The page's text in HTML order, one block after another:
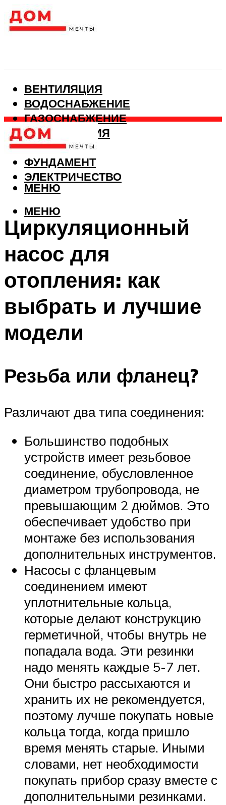
ВЕНТИЛЯЦИЯ
ВОДОСНАБЖЕНИЕ
ГАЗОСНАБЖЕНИЕ
КАНАЛИЗАЦИЯ
ОТОПЛЕНИЕ
ФУНДАМЕНТ
ЭЛЕКТРИЧЕСТВО
МЕНЮ
МЕНЮ
Циркуляционный
насос для
отопления: как
выбрать и лучшие
модели
Резьба или фланец?
Различают два типа соединения:
Большинство подобных
устройств имеет резьбовое
соединение, обусловленное
диаметром трубопровода, не
превышающим 2 дюймов. Это
обеспечивает удобство при
монтаже без использования
дополнительных инструментов.
Насосы с фланцевым
соединением имеют
уплотнительные кольца,
которые делают конструкцию
герметичной, чтобы внутрь не
попадала вода. Эти резинки
надо менять каждые 5-7 лет.
Они быстро рассыхаются и
хранить их не рекомендуется,
поэтому лучше покупать новые
кольца тогда, когда пришло
время менять старые. Иными
словами, нет необходимости
покупать прибор сразу вместе с
дополнительными резинками.